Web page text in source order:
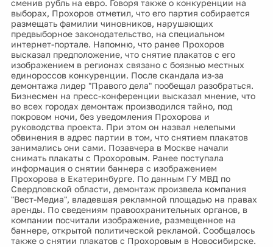
сменив рубль на евро. Говоря также о конкуренции на
выборах, Прохоров отметил, что его партия собирается
размещать фамилии чиновников, нарушающих
предвыборное законодательство, на специальном
интернет-портале. Напомню, что ранее Прохоров
высказал предположение, что снятие плакатов с его
изображением в регионах связано с боязнью местных
единороссов конкуренции. После скандала из-за
демонтажа лидер "Правого дела" пообещал разобраться.
Бизнесмен на пресс-конференции высказал мнение, что
во всех городах демонтаж производился тайно, под
покровом ночи, без уведомления Прохорова и
руководства проекта. При этом он назвал нелепыми
обвинения в адрес партии в том, что снятием плакатов
занимались они сами. Позавчера в Москве начали
снимать плакаты с Прохоровым. Ранее поступала
информация о снятии баннера с изображением
Прохорова в Екатеринбурге. По данным ГУ МВД по
Свердловской области, демонтаж произвела компания
"Вест-Медиа", владевшая рекламной площадью на правах
аренды. По сведениям правоохранительных органов, в
компании посчитали изображение, размещенное на
баннере, открытой политической рекламой. Сообщалось
также о снятии плакатов с Прохоровым в Новосибирске.